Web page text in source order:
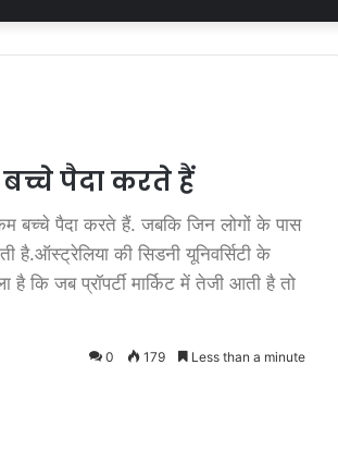
पैदा करते हैं
बच्चे पैदा करते हैं. जबकि जिन लोगों के पास
है.ऑस्ट्रेलिया की सिडनी यूनिवर्सिटी के
कि जब प्रॉपर्टी मार्किट में तेजी आती है तो
0 179 Less than a minute